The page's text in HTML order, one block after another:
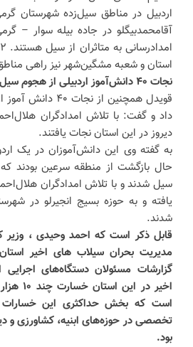
اردبیل در مناطق سیل‌زده شهرستان
آقامحمدبیگلو در جاده بیله سوار –
استان و شعبه مشگین‌شهر نیز راهی
نجات ۴۰ دانش‌آموز اردبیلی از هجوم سیل
قویدل همچنین از
دیروز در این استان نجات یافتند.
به گفته وی این دانش‌آموزان در یک
حال بازگشت از منطقه سرعین بودند که
سیل شدند و با تلاش امدادگران
یافته و به حوزه بسیج انجیرلو در
شدند.
قابل ذکر است که احمد وحیدی ، وزیر
مدیریت بحران سیلاب های اخیر
گزارشات مسئولان دستگاه‌های اجرایی
اخیر در
است که بخش حداکثری این خسارات
تخصصی در حوزه‌های ابنیه، کشاورزی و
بود.